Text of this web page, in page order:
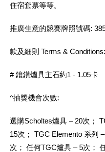
住宿套票等等。
推廣生意的競賽牌照號碼:
款及細則 Terms & Conditions:
# 鑲鑽爐具主石約1 - 1.05卡
^抽獎機會次數:
選購Scholtes爐具 – 20次；
15次； TGC Elemento 系列
次； 任何TGC爐具 – 5次；